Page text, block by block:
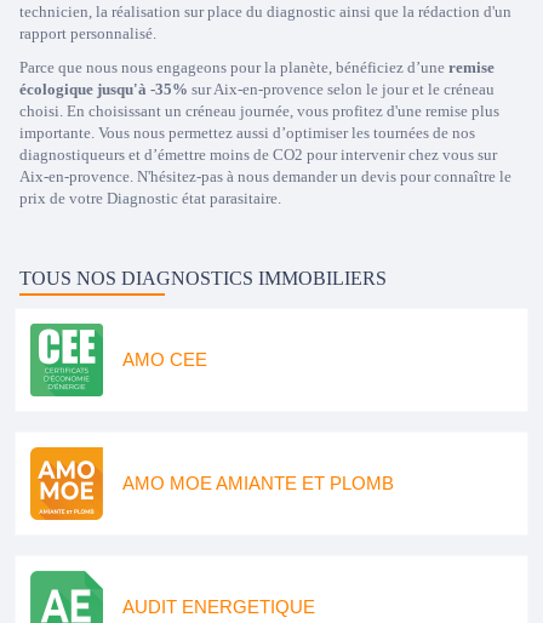
technicien, la réalisation sur place du diagnostic ainsi que la rédaction d'un
rapport personnalisé.
Parce que nous nous engageons pour la planète, bénéficiez d’une remise
écologique jusqu'à -35% sur Aix-en-provence selon le jour et le créneau
choisi. En choisissant un créneau journée, vous profitez d'une remise plus
importante. Vous nous permettez aussi d’optimiser les tournées de nos
diagnostiqueurs et d’émettre moins de CO2 pour intervenir chez vous sur
Aix-en-provence. N'hésitez-pas à nous demander un devis pour connaître le
prix de votre Diagnostic état parasitaire.
TOUS NOS DIAGNOSTICS IMMOBILIERS
AMO CEE
AMO MOE AMIANTE ET PLOMB
AUDIT ENERGETIQUE